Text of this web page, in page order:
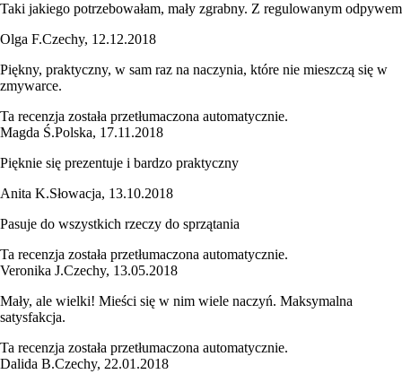
Taki jakiego potrzebowałam, mały zgrabny. Z regulowanym odpywem
Olga F.Czechy, 12.12.2018
Piękny, praktyczny, w sam raz na naczynia, które nie mieszczą się w
zmywarce.
Ta recenzja została przetłumaczona automatycznie.
Magda Ś.Polska, 17.11.2018
Pięknie się prezentuje i bardzo praktyczny
Anita K.Słowacja, 13.10.2018
Pasuje do wszystkich rzeczy do sprzątania
Ta recenzja została przetłumaczona automatycznie.
Veronika J.Czechy, 13.05.2018
Mały, ale wielki! Mieści się w nim wiele naczyń. Maksymalna
satysfakcja.
Ta recenzja została przetłumaczona automatycznie.
Dalida B.Czechy, 22.01.2018